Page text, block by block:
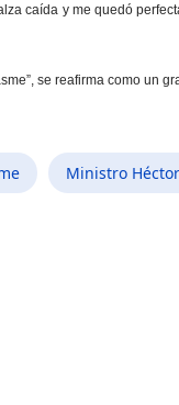
caída y me quedó
se reafirma como un
Ministro
fortaleció la salud